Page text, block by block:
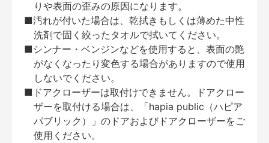
りや表面の歪みの原因になります。
■汚れが付いた場合は、乾拭きもしくは薄めた中性
洗剤で固く絞ったタオルで拭いてください。
■シンナー・ベンジンなどを使用すると、表面の艶
がなくなったり変色する場合がありますので使用
しないでください。
■ドアクローザーは取付けできません。ドアクロー
ザーを取付ける場合は、「hapia public（ハピア
パブリック）」のドアおよびドアクローザーをご
使用ください。